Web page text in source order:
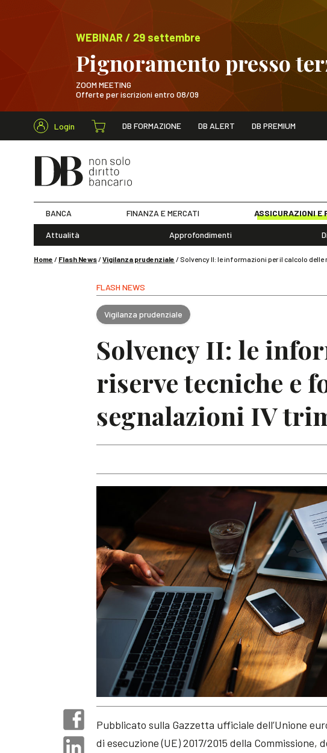
WEBINAR / 29 settembre
Pignoramento presso
ZOOM MEETING
Offerte per iscrizioni entro 08/09
WEBINAR / 29 settembre
Login DB FORMAZIONE DB ALERT DB PREMIUM
Cerca nel sito
BANCA FINANZA E MERCATI ASSICURAZIONI E
Attualità Approfondimenti
Home / Flash News/Vigilanza prudenziale / Solvency II: le informazioni per il calcolo
FLASH NEWS
Vigilanza prudenziale
Solvency II: le
riserve tecniche e
segnalazioni IV
Pubblicato sulla Gazzetta ufficiale dell’Unione
di esecuzione (UE) 2017/2015 della